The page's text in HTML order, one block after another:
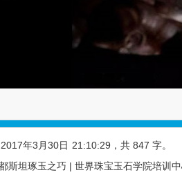
年3月30日 21:10:29 ，共 847 字。
斯坦琢玉之巧 | 世界珠宝玉石学院培训